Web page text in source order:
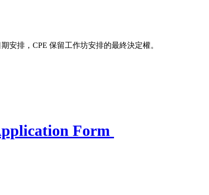
排，CPE 保留工作坊安排的最終決定權。
Form